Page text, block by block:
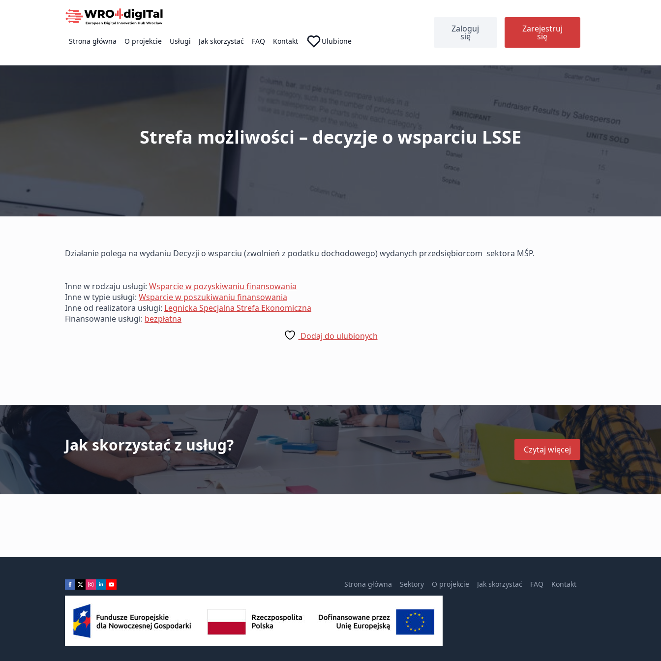
Strona główna O projekcie Usługi Jak skorzystać FAQ Kontakt Ulubione
Zaloguj
się
Zarejestruj
się
Strefa możliwości – decyzje o wsparciu LSSE
Działanie polega na wydaniu Decyzji o wsparciu (zwolnień z podatku dochodowego) wydanych przedsiębiorcom sektora MŚP.
Inne w rodzaju usługi: Wsparcie w pozyskiwaniu finansowania
Inne w typie usługi: Wsparcie w poszukiwaniu finansowania
Inne od realizatora usługi: Legnicka Specjalna Strefa Ekonomiczna
Finansowanie usługi: bezpłatna
Dodaj do ulubionych
Jak skorzystać z usług? Czytaj więcej
Strona główna Sektory O projekcie Jak skorzystać FAQ Kontakt